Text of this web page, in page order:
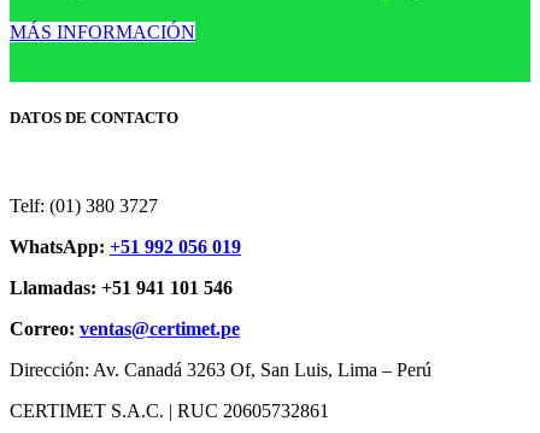
MÁS INFORMACIÓN
DATOS DE CONTACTO
Telf: (01) 380 3727
WhatsApp: +51 992 056 019
Llamadas: +51 941 101 546
Correo: ventas@certimet.pe
Dirección: Av. Canadá 3263 Of, San Luis, Lima – Perú
CERTIMET S.A.C. | RUC 20605732861